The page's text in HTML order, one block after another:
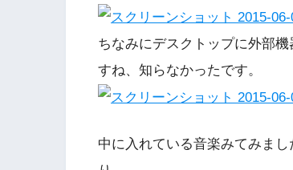
ちなみにデスクトップに外部
すね、知らなかったです。
中に入れている音楽みてみま